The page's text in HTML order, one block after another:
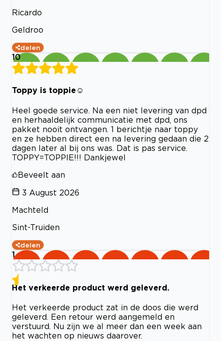
Ricardo
Geldroo
delen
10
Toppy is toppie☺️
Heel goede service. Na een niet levering van dpd
en herhaaldelijk communicatie met dpd, ons
pakket nooit ontvangen. 1 berichtje naar toppy
en ze hebben direct een na levering gedaan die 2
dagen later al bij ons was. Dat is pas service.
TOPPY=TOPPIE!!! Dankjewel
Beveelt aan
3 August 2026
Machteld
Sint-Truiden
delen
1
Het verkeerde product werd geleverd.
Het verkeerde product zat in de doos die werd
geleverd. Een retour werd aangemeld en
verstuurd. Nu zijn we al meer dan een week aan
het wachten op nieuws daarover.